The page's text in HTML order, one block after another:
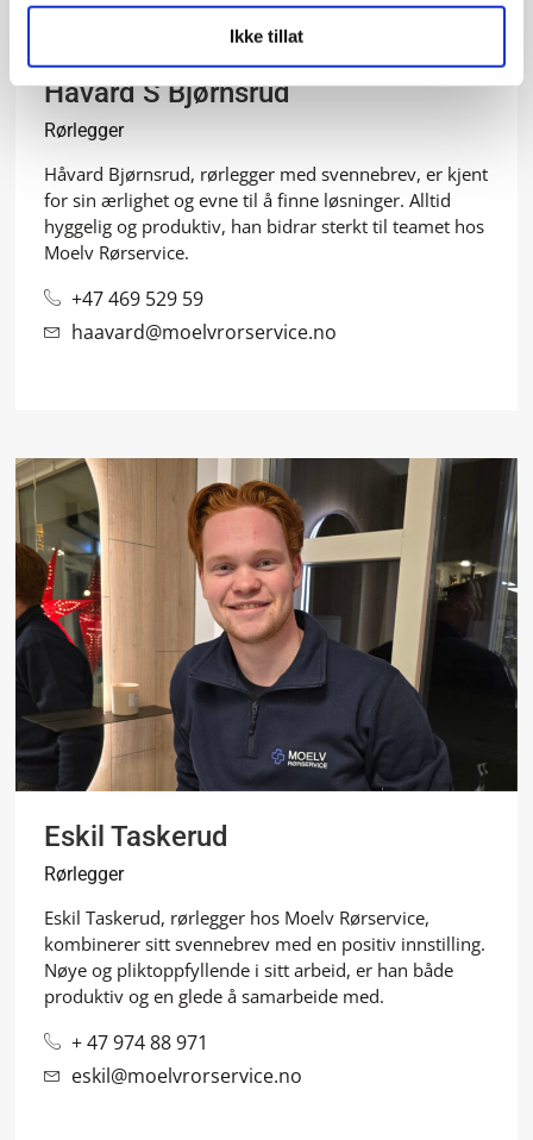
Ikke tillat
Håvard S Bjørnsrud
Rørlegger
Håvard Bjørnsrud, rørlegger med svennebrev, er kjent
for sin ærlighet og evne til å finne løsninger. Alltid
hyggelig og produktiv, han bidrar sterkt til teamet hos
Moelv Rørservice.
+47 469 529 59
haavard@moelvrorservice.no
Eskil Taskerud
Rørlegger
Eskil Taskerud, rørlegger hos Moelv Rørservice,
kombinerer sitt svennebrev med en positiv innstilling.
Nøye og pliktoppfyllende i sitt arbeid, er han både
produktiv og en glede å samarbeide med.
+ 47 974 88 971
eskil@moelvrorservice.no